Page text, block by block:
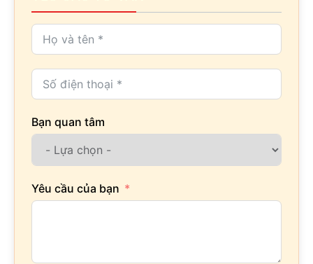
Bạn quan tâm
Yêu cầu của bạn